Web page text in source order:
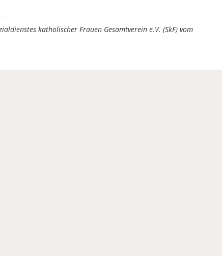
katholischer Frauen Gesamtverein e.V. (SkF) vom